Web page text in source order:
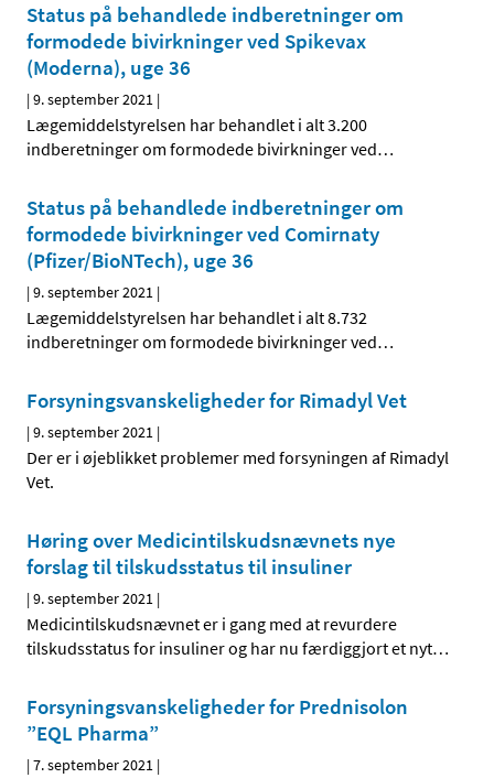
Status på behandlede indberetninger om
formodede bivirkninger ved Spikevax
(Moderna), uge 36
|9. september 2021 |
Lægemiddelstyrelsen har behandlet i alt 3.200
indberetninger om formodede bivirkninger ved…
Status på behandlede indberetninger om
formodede bivirkninger ved Comirnaty
(Pfizer/BioNTech), uge 36
|9. september 2021 |
Lægemiddelstyrelsen har behandlet i alt 8.732
indberetninger om formodede bivirkninger ved…
Forsyningsvanskeligheder for Rimadyl Vet
|9. september 2021 |
Der er i øjeblikket problemer med forsyningen af Rimadyl
Vet.
Høring over Medicintilskudsnævnets nye
forslag til tilskudsstatus til insuliner
|9. september 2021 |
Medicintilskudsnævnet er i gang med at revurdere
tilskudsstatus for insuliner og har nu færdiggjort et nyt…
Forsyningsvanskeligheder for Prednisolon
”EQL Pharma”
|7. september 2021 |